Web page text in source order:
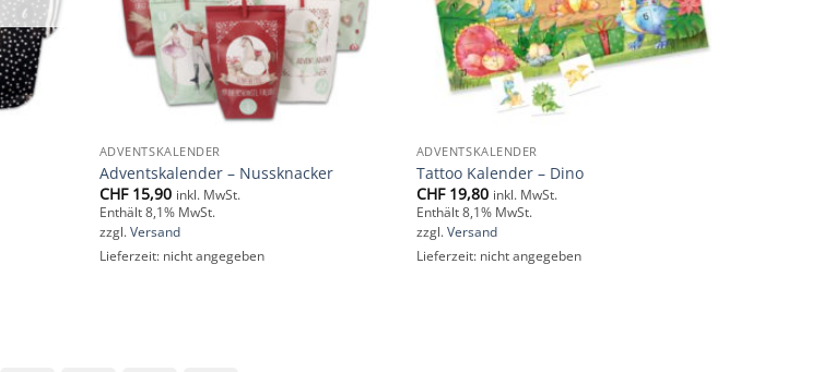
ADVENTSKALENDER
Adventskalender – Nussknacker
CHF15,90 inkl. MwSt.
Enthält 8,1% MwSt.
zzgl. Versand
Lieferzeit: nicht angegeben
ADVENTSKALENDER
Tattoo Kalender – Dino
CHF19,80 inkl. MwSt.
Enthält 8,1% MwSt.
zzgl. Versand
Lieferzeit: nicht angegeben